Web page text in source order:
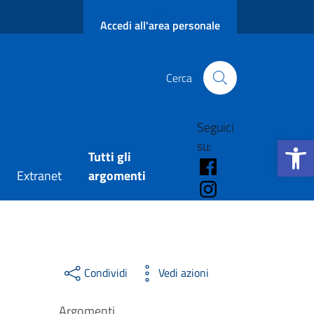
Apri la
Accedi all'area personale
Cerca
Extranet
Tutti gli
argomenti
Seguici
su:
FB -
Condividi Vedi azioni